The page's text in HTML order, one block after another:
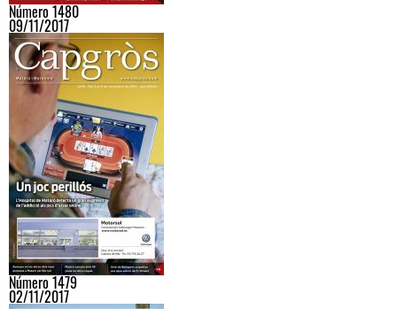
Número 1480
09/11/2017
Número 1479
02/11/2017